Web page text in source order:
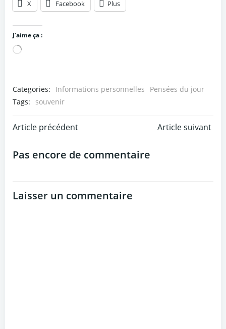
X Facebook Plus
J’aime ça :
Chargement…
Categories: Informations personnelles
Pensées du jour
Tags:
souvenir
Post
navigation
Article précédent
navigation
Article suivant
Pas encore de commentaire
Laisser un commentaire